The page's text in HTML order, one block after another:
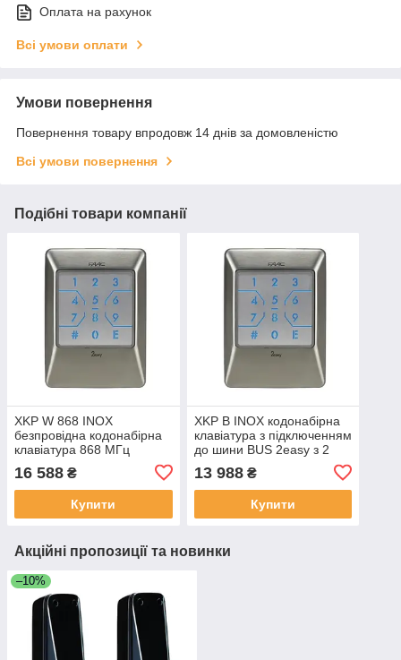
Оплата на рахунок
Всі умови оплати
Умови повернення
Повернення товару впродовж 14 днів за домовленістю
Всі умови повернення
Подібні товари компанії
XKP W 868 INOX
безпровідна кодонабірна
клавіатура 868 МГц
(нержавіюча сталь) Faac
16 588 ₴
Купити
XKP B INOX кодонабірна
клавіатура з підключенням
до шини BUS 2easy з 2
проводами без прив’язки
до полюсів, 24 В
(нержавіюча сталь)
13 988₴
Купити
Акційні пропозиції та новинки
–10%